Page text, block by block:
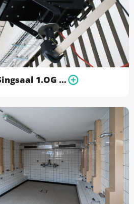
Uettligen - Aula/Singsaal 1.OG (106)